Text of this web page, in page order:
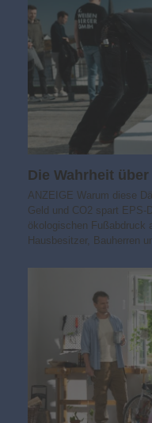
Die Wahrheit über
ANZEIGE Warum diese
Geld und CO2 spart EPS-
ökologischen Fußabdruck
Hausbesitzer, Bauherren